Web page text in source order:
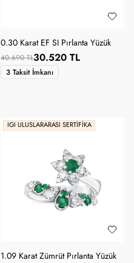
0.30 Karat EF SI Pırlanta Yüzük
40.690 TL30.520 TL
3 Taksit İmkanı
IGI ULUSLARARASI SERTIFIKA
1.09 Karat Zümrüt Pırlanta Yüzük